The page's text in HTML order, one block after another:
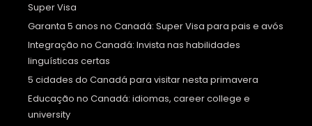
Super Visa
Garanta 5 anos no Canadá: Super Visa para pais e avós
Integração no Canadá: Invista nas habilidades
linguísticas certas
5 cidades do Canadá para visitar nesta primavera
Educação no Canadá: idiomas, career college e
university